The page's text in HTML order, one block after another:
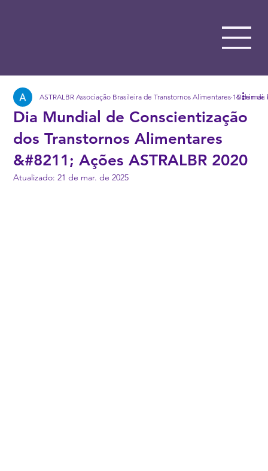
Dia Mundial de Conscientização
dos Transtornos Alimentares
&#8211; Ações ASTRALBR 2020
ASTRALBR Associação Brasileira de Transtornos Alimentares 15 de mai.
0 min de
Atualizado:21 de mar. de 2025